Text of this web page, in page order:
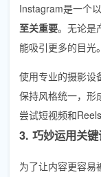
Instagram是一个
至关重要。无论是
能吸引更多的目光。
使用专业的摄影设
保持风格统一，形
尝试短视频和
3. 巧妙运用关
为了让内容更容易